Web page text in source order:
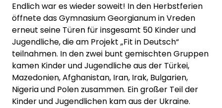
Endlich war es wieder soweit! In den Herbstferien
öffnete das Gymnasium Georgianum in Vreden
erneut seine Türen für insgesamt 50 Kinder und
Jugendliche, die am Projekt „Fit in Deutsch“
teilnahmen. In den zwei bunt gemischten Gruppen
kamen Kinder und Jugendliche aus der Türkei,
Mazedonien, Afghanistan, Iran, Irak, Bulgarien,
Nigeria und Polen zusammen. Ein großer Teil der
Kinder und Jugendlichen kam aus der Ukraine.